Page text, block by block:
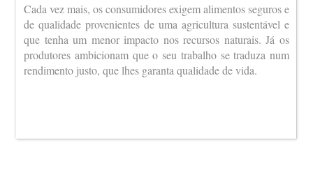
Cada vez mais, os consumidores exigem alimentos seguros e
de qualidade provenientes de uma agricultura sustentável e
que tenha um menor impacto nos recursos naturais. Já os
produtores ambicionam que o seu trabalho se traduza num
rendimento justo, que lhes garanta qualidade de vida.